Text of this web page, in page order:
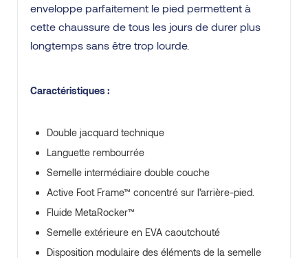
enveloppe parfaitement le pied permettent à
cette chaussure de tous les jours de durer plus
longtemps sans être trop lourde.
Caractéristiques :
Double jacquard technique
Languette rembourrée
Semelle intermédiaire double couche
Active Foot Frame™ concentré sur l’arrière-pied.
Fluide MetaRocker™
Semelle extérieure en EVA caoutchouté
Disposition modulaire des éléments de la semelle